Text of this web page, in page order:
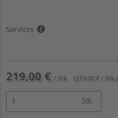
Services
219,00 € / Stk. (219,00 € / Stk.)
Stk.